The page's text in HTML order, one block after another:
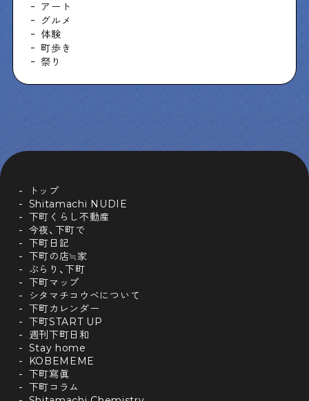
アート
グルメ
体験
町歩き
祭り
トップ
Shitamachi NUDIE
下町くらし不動産
今夜、下町で
下町日記
下町の店≒家
ぶらり、下町
下町マップ
シタマチコウベについて
下町カレンダー
下町START UP
週刊下町日和
Stay home
KOBEMEME
下町寫眞
下町コラム